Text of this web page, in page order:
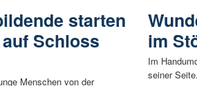
starten
Schloss
Menschen von der
im
Im
seiner